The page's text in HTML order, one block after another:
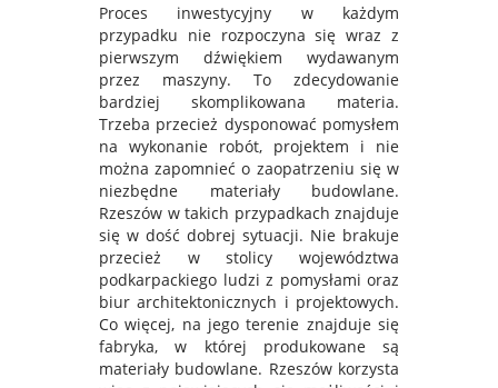
Proces inwestycyjny w każdym
przypadku nie rozpoczyna się wraz z
pierwszym dźwiękiem wydawanym
przez maszyny. To zdecydowanie
bardziej skomplikowana materia.
Trzeba przecież dysponować pomysłem
na wykonanie robót, projektem i nie
można zapomnieć o zaopatrzeniu się w
niezbędne materiały budowlane.
Rzeszów w takich przypadkach znajduje
się w dość dobrej sytuacji. Nie brakuje
przecież w stolicy województwa
podkarpackiego ludzi z pomysłami oraz
biur architektonicznych i projektowych.
Co więcej, na jego terenie znajduje się
fabryka, w której produkowane są
materiały budowlane. Rzeszów korzysta